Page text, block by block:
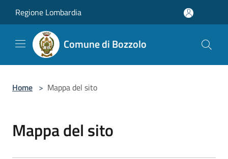
Regione Lombardia
Comune di Bozzolo
Home > Mappa del sito
Mappa del sito